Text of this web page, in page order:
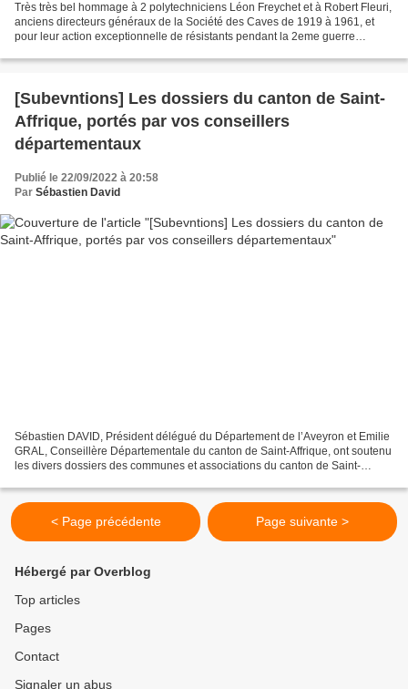
Très très bel hommage à 2 polytechniciens Léon Freychet et à Robert Fleuri,
anciens directeurs généraux de la Société des Caves de 1919 à 1961, et
pour leur action exceptionnelle de résistants pendant la 2eme guerre
[Subevntions] Les dossiers du canton de Saint-
Affrique, portés par vos conseillers
départementaux
Publié le 22/09/2022 à 20:58
Par Sébastien David
Sébastien DAVID, Président délégué du Département de l’Aveyron et Emilie
GRAL, Conseillère Départementale du canton de Saint-Affrique, ont soutenu
les divers dossiers des communes et associations du canton de Saint-
< Page précédente Page suivante >
Hébergé par Overblog
Top articles
Pages
Contact
Signaler un abus